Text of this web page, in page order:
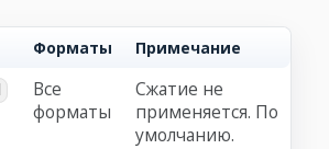
Форматы Примечание
Все
форматы
Сжатие не
применяется. По
умолчанию.